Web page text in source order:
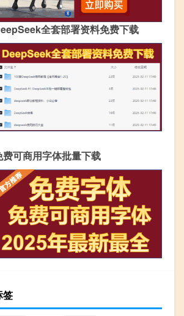
全套部署资料免费下载
费可商用字体批量下载
签